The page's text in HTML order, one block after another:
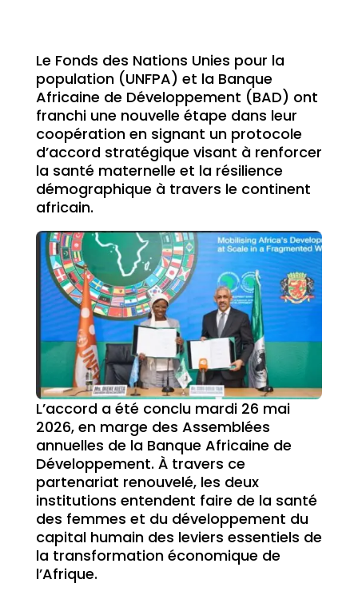
Le Fonds des Nations Unies pour la
population (UNFPA) et la Banque
Africaine de Développement (BAD) ont
franchi une nouvelle étape dans leur
coopération en signant un protocole
d’accord stratégique visant à renforcer
la santé maternelle et la résilience
démographique à travers le continent
africain.
L’accord a été conclu mardi 26 mai
2026, en marge des Assemblées
annuelles de la Banque Africaine de
Développement. À travers ce
partenariat renouvelé, les deux
institutions entendent faire de la santé
des femmes et du développement du
capital humain des leviers essentiels de
la transformation économique de
l’Afrique.